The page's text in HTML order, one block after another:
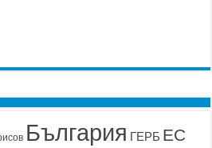
България ГЕРБ ЕС